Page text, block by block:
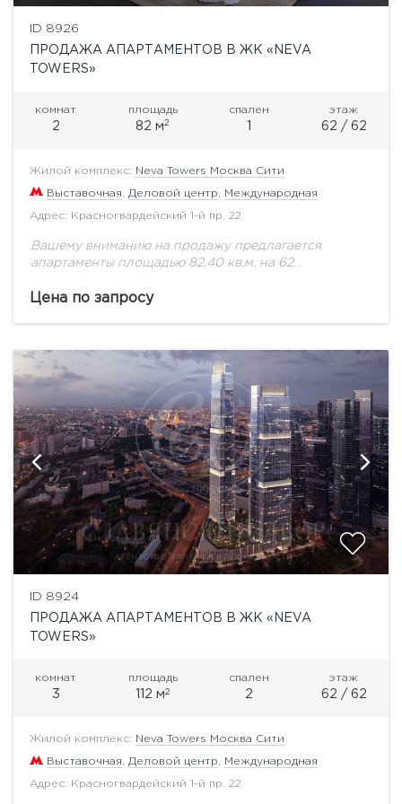
ID 8926
ПРОДАЖА АПАРТАМЕНТОВ В ЖК «NEVA
TOWERS»
комнат
2
площадь
82 м2
спален
1
этаж
62 / 62
Жилой комплекс: Neva Towers Москва Сити
Выставочная Деловой центр Международная
Адрес: Красногвардейский 1-й пр. 22
Вашему вниманию на продажу предлагается
апартаменты площадью 82,40 кв.м. на 62
современного района «Москва-Сити». Идеальная
Цена по запросу
ID 8924
ПРОДАЖА АПАРТАМЕНТОВ В ЖК «NEVA
TOWERS»
комнат
3
площадь
112 м2
спален
2
этаж
62 / 62
Жилой комплекс: Neva Towers Москва Сити
Выставочная, Деловой центр, Международная
Адрес: Красногвардейский 1-й пр. 22